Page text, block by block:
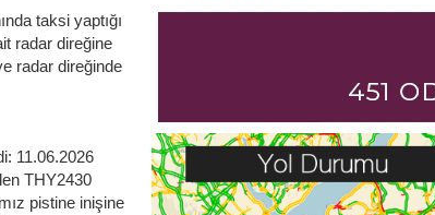
taksi yaptığı
radar direğine
radar direğinde
11.06.2026
THY2430
pistine inişine